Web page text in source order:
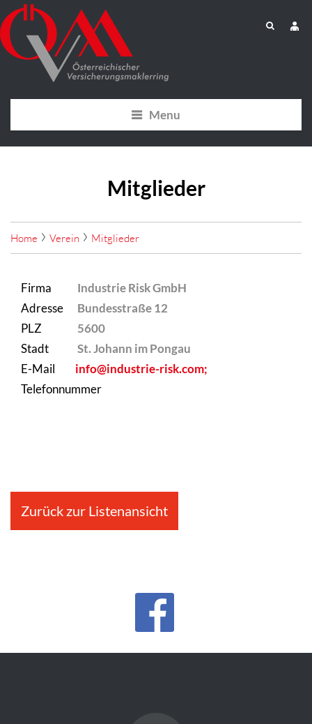
Menu
Mitglieder
Home Verein Mitglieder
Firma
Industrie Risk GmbH
Adresse
Bundesstraße 12
PLZ
5600
Stadt
St. Johann im Pongau
E-Mail
info@industrie-risk.com;
Telefonnummer
Zurück zur Listenansicht